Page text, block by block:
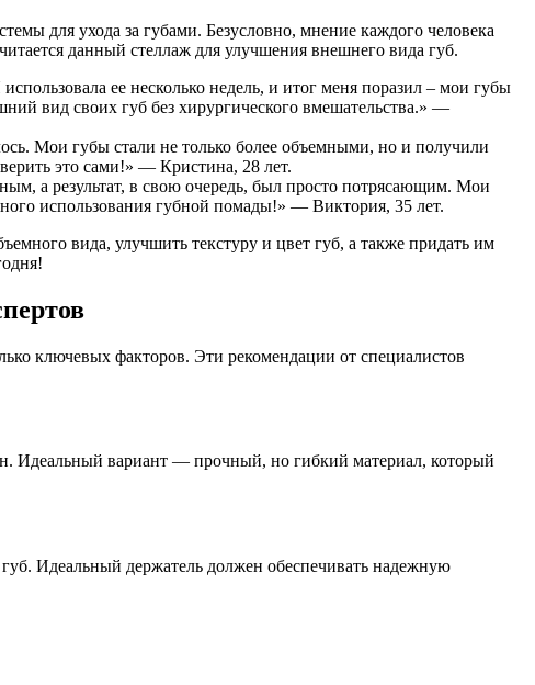
для ухода за губами. Безусловно, мнение каждого человека
данный стеллаж для улучшения внешнего вида губ.
ее несколько недель, и итог меня поразил – мои губы
вид своих губ без хирургического вмешательства.» —
Мои губы стали не только более объемными, но и получили
это сами!» — Кристина, 28 лет.
а результат, в свою очередь, был просто потрясающим. Мои
использования губной помады!» — Виктория, 35 лет.
вида, улучшить текстуру и цвет губ, а также придать им
ключевых факторов. Эти рекомендации от специалистов
Идеальный вариант — прочный, но гибкий материал, который
Идеальный держатель должен обеспечивать надежную